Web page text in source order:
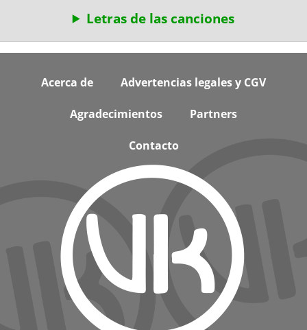
Letras de las canciones
FooterAcerca de Advertencias legales y CGV
Agradecimientos Partners
Contacto